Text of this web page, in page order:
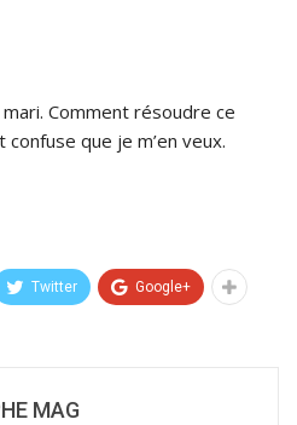
Comment résoudre ce
que je m’en veux.
Twitter Google+
MAG